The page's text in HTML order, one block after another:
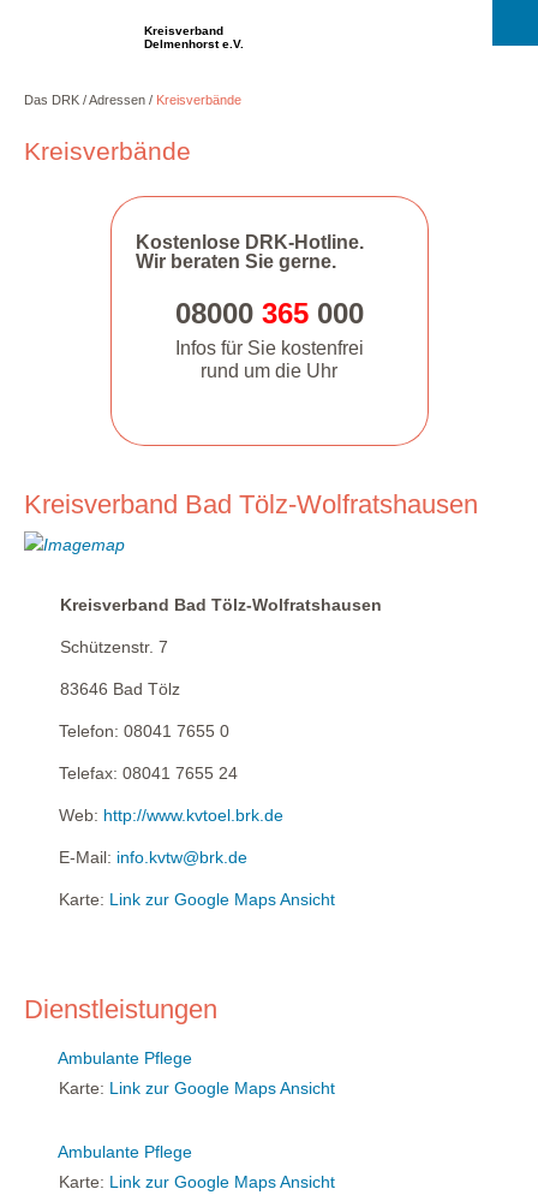
Kreisverband
Delmenhorst e.V.
Das DRK Adressen Kreisverbände
Kreisverbände
Kostenlose DRK-Hotline.
Wir beraten Sie gerne.
08000 365000
Infos für Sie kostenfrei
rund um die Uhr
Kreisverband Bad Tölz-Wolfratshausen
Kreisverband Bad Tölz-Wolfratshausen
Schützenstr. 7
83646 Bad Tölz
Telefon: 08041 7655 0
Telefax: 08041 7655 24
Web: http://www.kvtoel.brk.de
E-Mail: info.kvtw@brk.de
Karte: Link zur Google Maps Ansicht
Dienstleistungen
Ambulante Pflege
Karte: Link zur Google Maps Ansicht
Ambulante Pflege
Karte: Link zur Google Maps Ansicht